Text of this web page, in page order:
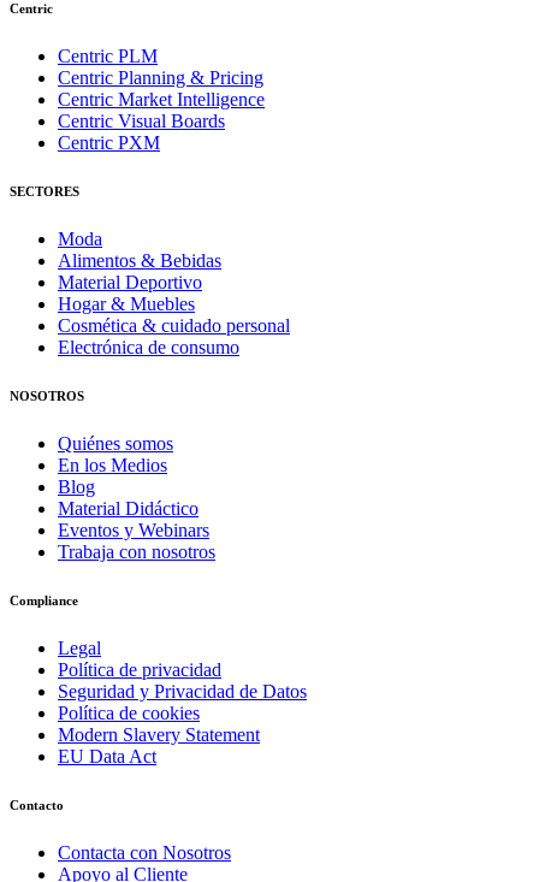
Centric
Centric PLM
Centric Planning & Pricing
Centric Market Intelligence
Centric Visual Boards
Centric PXM
SECTORES
Moda
Alimentos & Bebidas
Material Deportivo
Hogar & Muebles
Cosmética & cuidado personal
Electrónica de consumo
NOSOTROS
Quiénes somos
En los Medios
Blog
Material Didáctico
Eventos y Webinars
Trabaja con nosotros
Compliance
Legal
Política de privacidad
Seguridad y Privacidad de Datos
Política de cookies
Modern Slavery Statement
EU Data Act
Contacto
Contacta con Nosotros
Apoyo al Cliente